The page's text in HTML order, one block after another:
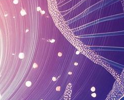
Wissenschaft für
Jedermann
Für Schulen
Vortragspool